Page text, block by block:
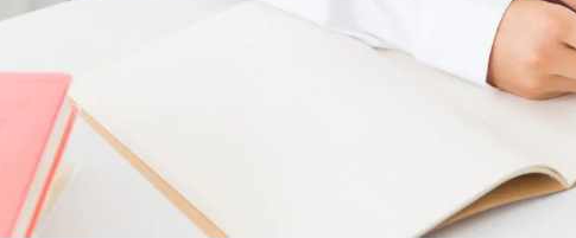
中学生・高
いシャーペ
ン15選
− ドク
ターグ
リップ
エース